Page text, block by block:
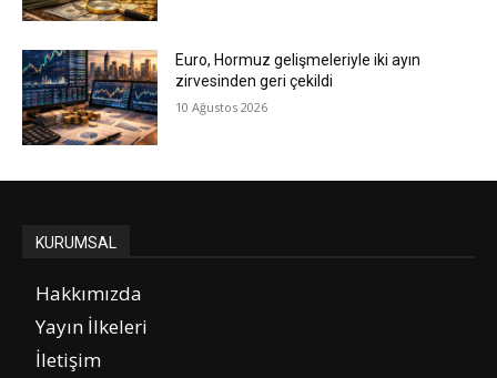
Euro, Hormuz gelişmeleriyle iki ayın
zirvesinden geri çekildi
10 Ağustos 2026
KURUMSAL
Hakkımızda
Yayın İlkeleri
İletişim